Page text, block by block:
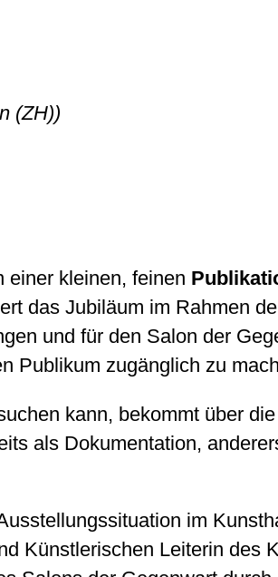
(ZH))
einer kleinen, feinen
das Jubiläum im Rahmen
und für den Salon der
Publikum zugänglich zu
kann, bekommt über
als Dokumentation,
im
Künstlerischen Leiterin des